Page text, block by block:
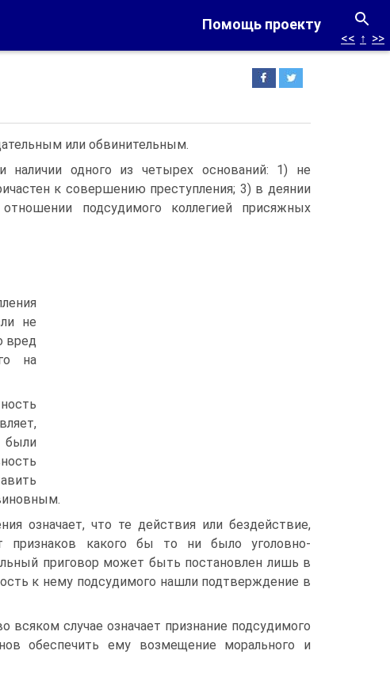
Помощь проекту
<< ↑ >>
или обвинительным.
наличии одного из четырех оснований: 1) не
к совершению преступления; 3) в деянии
подсудимого коллегией присяжных
не
вред
на
означает, что те действия или бездействие,
признаков какого бы то ни было уголовно-
приговор может быть постановлен лишь в
к нему подсудимого нашли подтверждение в
случае означает признание подсудимого
обеспечить ему возмещение морального и